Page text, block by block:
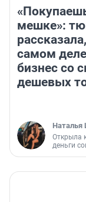
мешке»:
самом
бизнес со
дешевых
Наталья
Открыла
деньги